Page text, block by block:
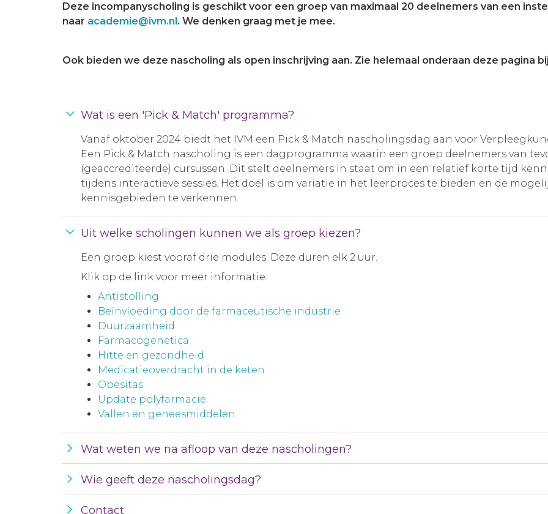
Deze incompanyscholing is geschikt voor een groep van maximaal 20 deelnemers van een
naar academie@ivm.nl. We denken graag met je mee.
Ook bieden we deze nascholing als open inschrijving aan. Zie helemaal onderaan deze pagina
Wat is een 'Pick & Match' programma?
Vanaf oktober 2024 biedt het IVM een Pick & Match nascholingsdag aan voor
Een Pick & Match nascholing is een dagprogramma waarin een groep deelnemers van
(geaccrediteerde) cursussen. Dit stelt deelnemers in staat om in een relatief korte tijd
tijdens interactieve sessies. Het doel is om variatie in het leerproces te bieden en de
kennisgebieden te verkennen.
Uit welke scholingen kunnen we als groep kiezen?
Een groep kiest vooraf drie modules. Deze duren elk 2 uur.
Klik op de link voor meer informatie.
Antistolling
Beïnvloeding door de farmaceutische industrie
Duurzaamheid
Farmacogenetica
Hitte en gezondheid
Medicatieoverdracht in de keten
Obesitas
Update polyfarmacie
Vallen en geneesmiddelen
Wat weten we na afloop van deze nascholingen?
Wie geeft deze nascholingsdag?
Contact